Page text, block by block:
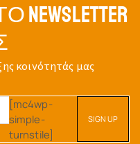
κοινότητάς μας
[mc4wp-
simple-
turnstile]